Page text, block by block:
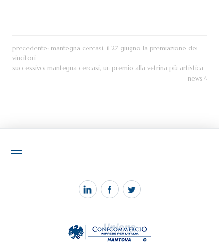
precedente: mantegna cercasi, il 27 giugno la premiazione dei
vincitori
successivo: mantegna cercasi, un premio alla vetrina più artistica
news
NOTIZIE
PEC MANTOVA MAIL